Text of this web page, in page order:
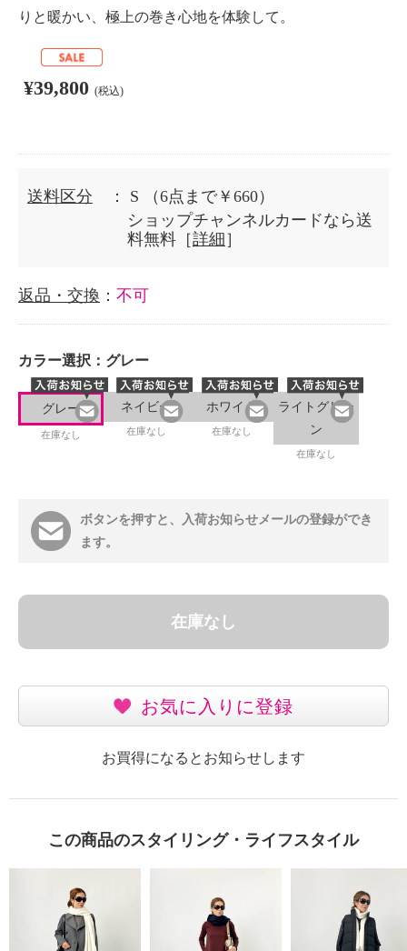
りと暖かい、極上の巻き心地を体験して。
¥39,800 (税込)
送料区分 ： S
（6点まで￥660）
ショップチャンネルカードなら送
料無料［詳細 ］
返品・交換 ： 不可
カラー選択： グレー
グレー
在庫なし
ネイビー
在庫なし
ホワイト
在庫なし
ライトグリー
ン
在庫なし
ボタンを押すと、入荷お知らせメールの登録ができ
ます。
在庫なし
お気に入りに登録
お買得になるとお知らせします
この商品のスタイリング・ライフスタイル